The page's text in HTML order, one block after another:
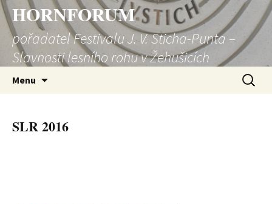
HORNFORUM
pořadatel Festivalu J. V. Sticha-Punta –
Slavnosti lesního rohu v Žehušicích
Menu
SLR 2016